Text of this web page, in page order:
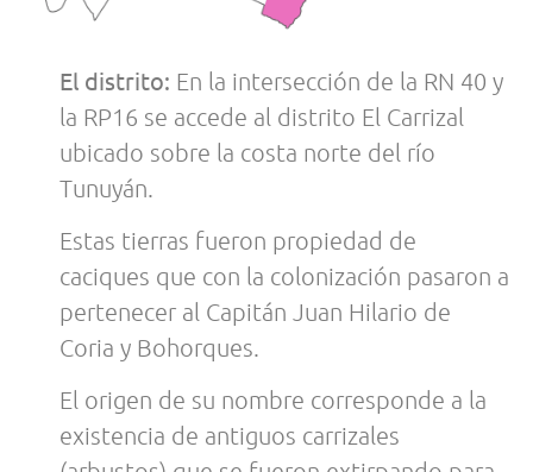
El distrito: En la intersección de la RN 40 y
la RP16 se accede al distrito El Carrizal
ubicado sobre la costa norte del río
Tunuyán.
Estas tierras fueron propiedad de
caciques que con la colonización pasaron a
pertenecer al Capitán Juan Hilario de
Coria y Bohorques.
El origen de su nombre corresponde a la
existencia de antiguos carrizales